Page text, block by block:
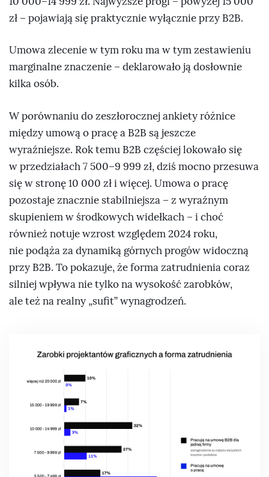
zł – pojawiają się praktycznie wyłącznie przy B2B.
Umowa zlecenie w tym roku ma w tym zestawieniu
marginalne znaczenie – deklarowało ją dosłownie
kilka osób.
W porównaniu do zeszłorocznej ankiety różnice
między umową o pracę a B2B są jeszcze
wyraźniejsze. Rok temu B2B częściej lokowało się
w przedziałach 7 500–9 999 zł, dziś mocno przesuwa
się w stronę 10 000 zł i więcej. Umowa o pracę
pozostaje znacznie stabilniejsza – z wyraźnym
skupieniem w środkowych widełkach – i choć
również notuje wzrost względem 2024 roku,
nie podąża za dynamiką górnych progów widoczną
przy B2B. To pokazuje, że forma zatrudnienia coraz
silniej wpływa nie tylko na wysokość zarobków,
ale też na realny „sufit” wynagrodzeń.